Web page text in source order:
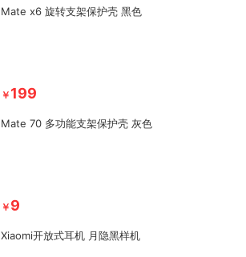
Mate x6 旋转支架保护壳 黑色
￥ 199
Mate 70 多功能支架保护壳 灰色
￥ 9
Xiaomi开放式耳机 月隐黑样机